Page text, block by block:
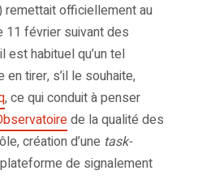
remettait officiellement au
11 février suivant des
est habituel qu’un tel
tirer, s’il le souhaite,
, ce qui conduit à penser
de la qualité des
création d’une task-
de signalement